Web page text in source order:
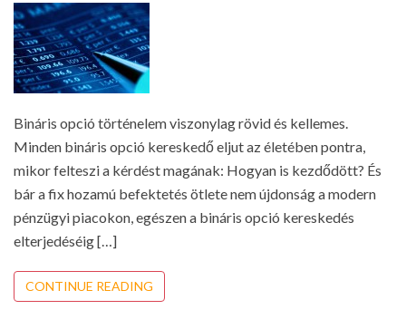
Bináris opció történelem viszonylag rövid és kellemes.
Minden bináris opció kereskedő eljut az életében pontra,
mikor felteszi a kérdést magának: Hogyan is kezdődött? És
bár a fix hozamú befektetés ötlete nem újdonság a modern
pénzügyi piacokon, egészen a bináris opció kereskedés
elterjedéséig […]
CONTINUE READING